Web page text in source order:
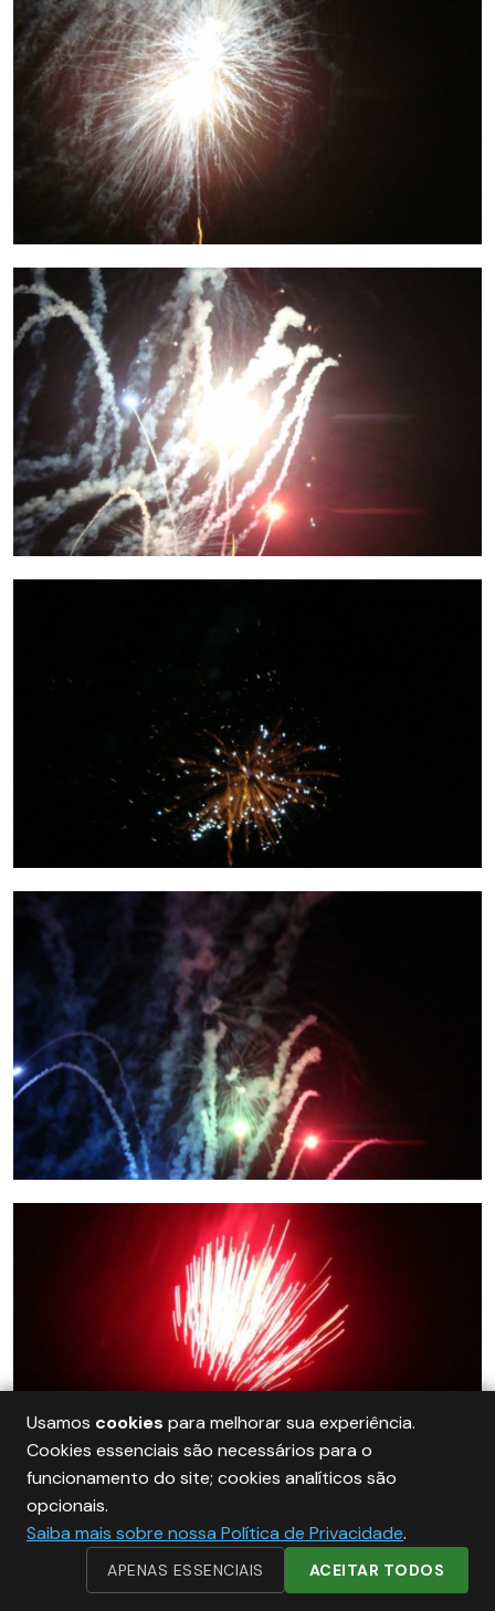
Usamos cookies para melhorar sua experiência.
Cookies essenciais são necessários para o
funcionamento do site; cookies analíticos são
opcionais.
Saiba mais sobre nossa Política de Privacidade.
APENAS ESSENCIAIS ACEITAR TODOS